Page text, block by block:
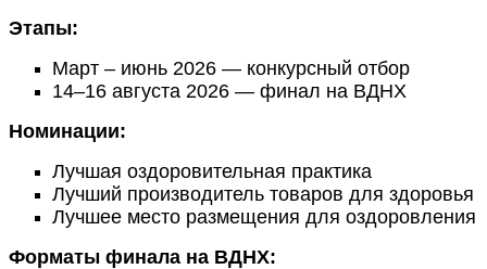
Этапы:
Март – июнь 2026 — конкурсный отбор
14–16 августа 2026 — финал на ВДНХ
Номинации:
Лучшая оздоровительная практика
Лучший производитель товаров для здоровья
Лучшее место размещения для оздоровления
Форматы финала на ВДНХ: